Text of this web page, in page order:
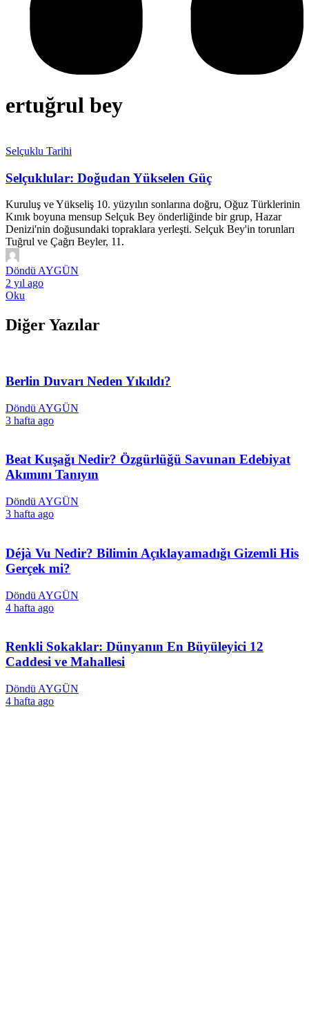
ertuğrul bey
Selçuklu Tarihi
Selçuklular: Doğudan Yükselen Güç
Kuruluş ve Yükseliş 10. yüzyılın sonlarına doğru, Oğuz Türklerinin
Kınık boyuna mensup Selçuk Bey önderliğinde bir grup, Hazar
Denizi'nin doğusundaki topraklara yerleşti. Selçuk Bey'in torunları
Tuğrul ve Çağrı Beyler, 11.
Döndü AYGÜN
2 yıl ago
Oku
Diğer Yazılar
Berlin Duvarı Neden Yıkıldı?
Döndü AYGÜN
3 hafta ago
Beat Kuşağı Nedir? Özgürlüğü Savunan Edebiyat
Akımını Tanıyın
Döndü AYGÜN
3 hafta ago
Déjà Vu Nedir? Bilimin Açıklayamadığı Gizemli His
Gerçek mi?
Döndü AYGÜN
4 hafta ago
Renkli Sokaklar: Dünyanın En Büyüleyici 12
Caddesi ve Mahallesi
Döndü AYGÜN
4 hafta ago